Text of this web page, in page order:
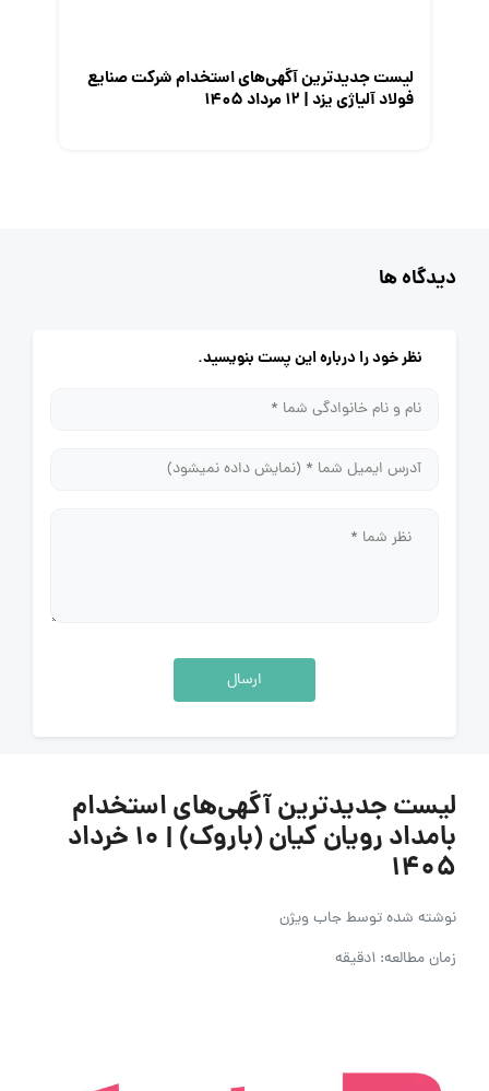
لیست جدیدترین آگهی‌های استخدام شرکت صنایع
فولاد آلیاژی یزد | ۱۲ مرداد ۱۴۰۵
دیدگاه ها
نظر خود را درباره این پست بنویسید.
ارسال
لیست جدیدترین آگهی‌های استخدام
بامداد رویان کیان (باروک) | ۱۰ خرداد
۱۴۰۵
نوشته شده توسطجاب ویژن
زمان مطالعه: 1دقیقه